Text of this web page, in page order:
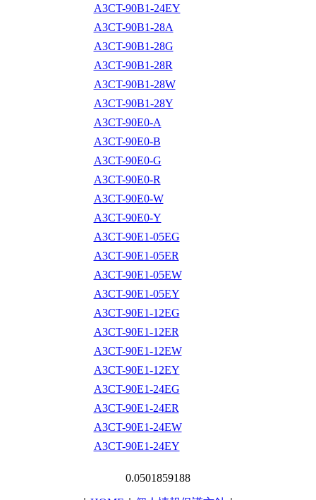
A3CT-90B1-24EY
A3CT-90B1-28A
A3CT-90B1-28G
A3CT-90B1-28R
A3CT-90B1-28W
A3CT-90B1-28Y
A3CT-90E0-A
A3CT-90E0-B
A3CT-90E0-G
A3CT-90E0-R
A3CT-90E0-W
A3CT-90E0-Y
A3CT-90E1-05EG
A3CT-90E1-05ER
A3CT-90E1-05EW
A3CT-90E1-05EY
A3CT-90E1-12EG
A3CT-90E1-12ER
A3CT-90E1-12EW
A3CT-90E1-12EY
A3CT-90E1-24EG
A3CT-90E1-24ER
A3CT-90E1-24EW
A3CT-90E1-24EY
0.0501859188